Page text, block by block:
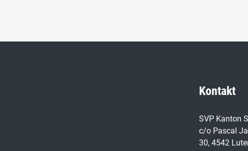
Kontakt
SVP Kanton
c/o Pascal
30, 4542